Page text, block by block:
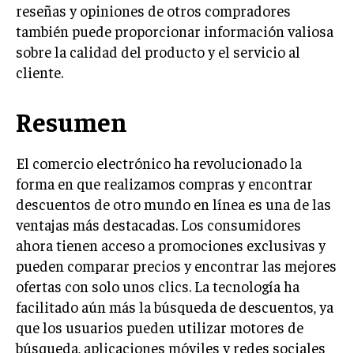
reseñas y opiniones de otros compradores
también puede proporcionar información valiosa
sobre la calidad del producto y el servicio al
cliente.
Resumen
El comercio electrónico ha revolucionado la
forma en que realizamos compras y encontrar
descuentos de otro mundo en línea es una de las
ventajas más destacadas. Los consumidores
ahora tienen acceso a promociones exclusivas y
pueden comparar precios y encontrar las mejores
ofertas con solo unos clics. La tecnología ha
facilitado aún más la búsqueda de descuentos, ya
que los usuarios pueden utilizar motores de
búsqueda, aplicaciones móviles y redes sociales